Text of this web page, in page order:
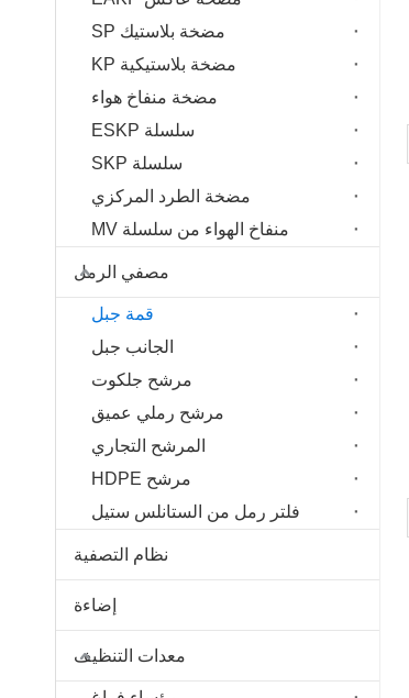
مضخة بلاستيك SP
مضخة بلاستيكية KP
مضخة منفاخ هواء
سلسلة ESKP
سلسلة SKP
مضخة الطرد المركزي
منفاخ الهواء من سلسلة MV
مصفي الرمل
قمة جبل
الجانب جبل
مرشح جلكوت
مرشح رملي عميق
المرشح التجاري
مرشح HDPE
فلتر رمل من الستانلس ستيل
نظام التصفية
إضاءة
معدات التنظيف